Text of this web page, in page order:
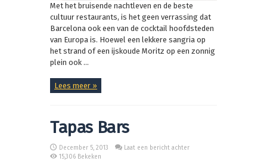
Met het bruisende nachtleven en de beste
cultuur restaurants, is het geen verrassing dat
Barcelona ook een van de cocktail hoofdsteden
van Europa is. Hoewel een lekkere sangria op
het strand of een ijskoude Moritz op een zonnig
plein ook ...
Lees meer »
Tapas Bars
December 5, 2013
Laat een bericht achter
15,306 Bekeken